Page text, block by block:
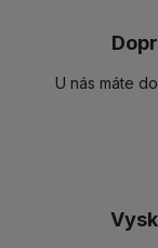
U nás máte